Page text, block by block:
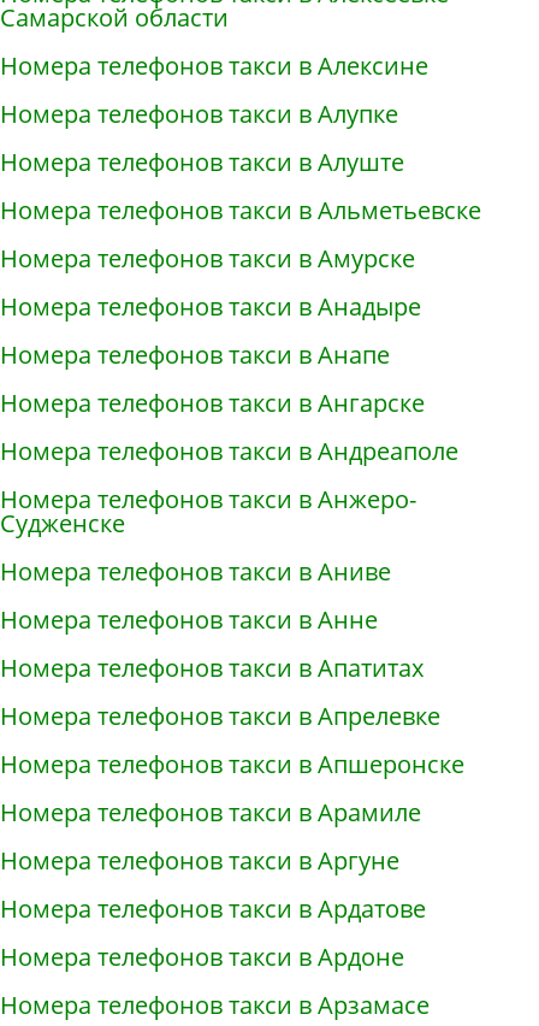
Самарской области
Номера телефонов такси в Алексине
Номера телефонов такси в Алупке
Номера телефонов такси в Алуште
Номера телефонов такси в Альметьевске
Номера телефонов такси в Амурске
Номера телефонов такси в Анадыре
Номера телефонов такси в Анапе
Номера телефонов такси в Ангарске
Номера телефонов такси в Андреаполе
Номера телефонов такси в Анжеро-
Судженске
Номера телефонов такси в Аниве
Номера телефонов такси в Анне
Номера телефонов такси в Апатитах
Номера телефонов такси в Апрелевке
Номера телефонов такси в Апшеронске
Номера телефонов такси в Арамиле
Номера телефонов такси в Аргуне
Номера телефонов такси в Ардатове
Номера телефонов такси в Ардоне
Номера телефонов такси в Арзамасе